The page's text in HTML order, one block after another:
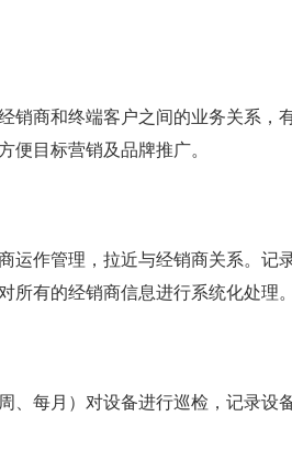
商和终端客户之间的业务关系，
便目标营销及品牌推广。
运作管理，拉近与经销商关系。记
所有的经销商信息进行系统化处理。
、每月）对设备进行巡检，记录设